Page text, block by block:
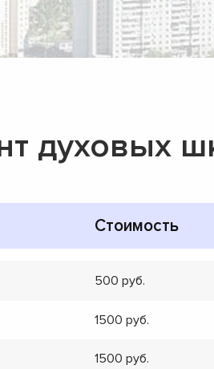
духовых
Стоимость
500
1500
1500